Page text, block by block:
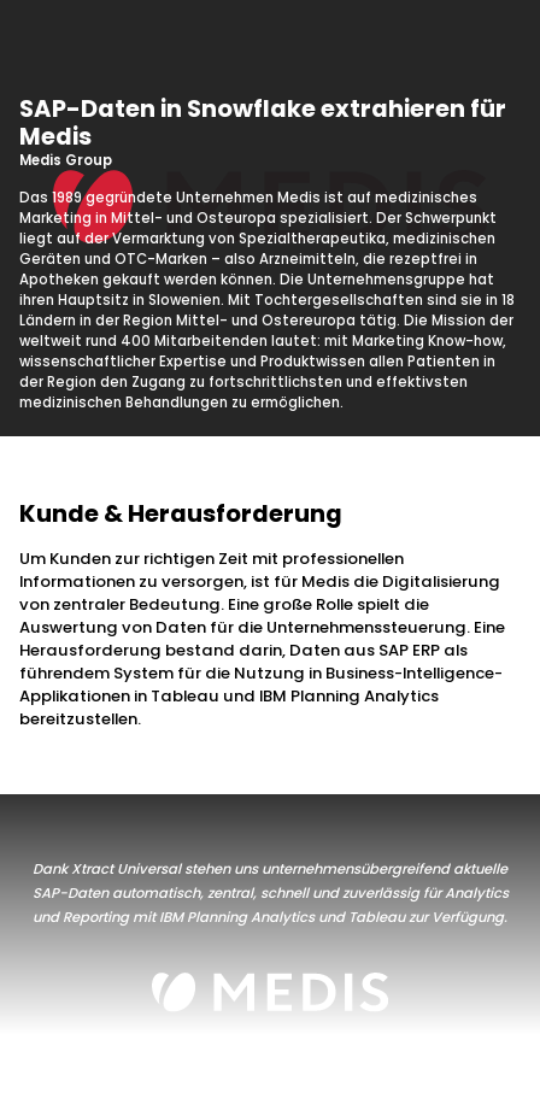
SAP-Daten in Snowflake extrahieren für
Medis
Medis Group
Das 1989 gegründete Unternehmen Medis ist auf medizinisches
Marketing in Mittel- und Osteuropa spezialisiert. Der Schwerpunkt
liegt auf der Vermarktung von Spezialtherapeutika, medizinischen
Geräten und OTC-Marken – also Arzneimitteln, die rezeptfrei in
Apotheken gekauft werden können. Die Unternehmensgruppe hat
ihren Hauptsitz in Slowenien. Mit Tochtergesellschaften sind sie in 18
Ländern in der Region Mittel- und Ostereuropa tätig. Die Mission der
weltweit rund 400 Mitarbeitenden lautet: mit Marketing Know-how,
wissenschaftlicher Expertise und Produktwissen allen Patienten in
der Region den Zugang zu fortschrittlichsten und effektivsten
medizinischen Behandlungen zu ermöglichen.
Kunde & Herausforderung
Um Kunden zur richtigen Zeit mit professionellen
Informationen zu versorgen, ist für Medis die Digitalisierung
von zentraler Bedeutung. Eine große Rolle spielt die
Auswertung von Daten für die Unternehmenssteuerung. Eine
Herausforderung bestand darin, Daten aus SAP ERP als
führendem System für die Nutzung in Business-Intelligence-
Applikationen in Tableau und IBM Planning Analytics
bereitzustellen.
Dank Xtract Universal stehen uns unternehmensübergreifend aktuelle
SAP-Daten automatisch, zentral, schnell und zuverlässig für Analytics
und Reporting mit IBM Planning Analytics und Tableau zur Verfügung.